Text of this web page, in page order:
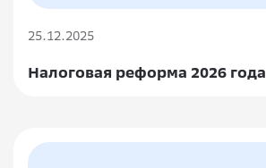
25.12.2025
Налоговая реформа 2026 года